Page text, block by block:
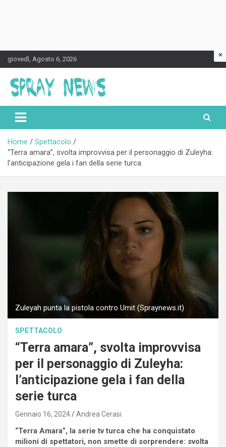
Skip
to
content
giovedì, Agosto 6, 2026
Spraynews.it
Home
Spettacolo
“Terra amara”, svolta improvvisa per il personaggio di Zuleyha:
l’anticipazione gela i fan della serie turca
Zuleyah punta la pistola contro Umit (Spraynews.it)
SPETTACOLO
“Terra amara”, svolta improvvisa
per il personaggio di Zuleyha:
l’anticipazione gela i fan della
serie turca
Gennaio 16, 2024 Andrea Cerasi
“Terra Amara”, la serie tv turca che ha conquistato
milioni di spettatori, non smette di sorprendere: svolta
×